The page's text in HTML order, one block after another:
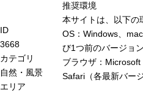
ID
3668
カテゴリ
自然・風景
エリア
推奨環境
本サイトは、以下の
OS：Windows、
び1つ前のバージョン
ブラウザ：
Safari（各最新バー